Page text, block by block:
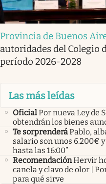
Provincia de Buenos
autoridades del Colegio
período 2026-2028
Las más leídas
OficialPor nueva Ley de
obtendrán los bienes
Te sorprenderáPablo,
salario son unos 6.200€
hasta las 16:00”
RecomendaciónHervir
canela y clavo de olor |
para qué sirve